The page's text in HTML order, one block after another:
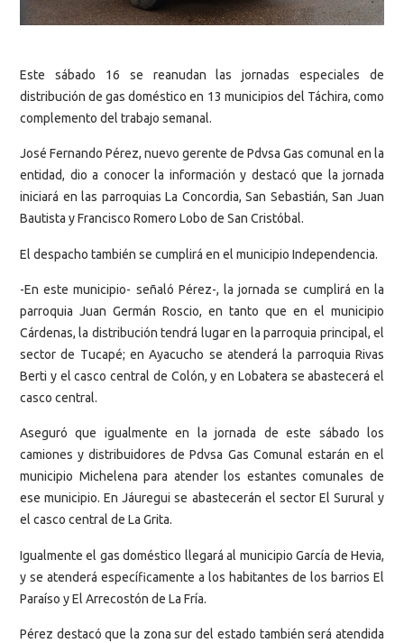
Este sábado 16 se reanudan las jornadas especiales de
distribución de gas doméstico en 13 municipios del Táchira, como
complemento del trabajo semanal.
José Fernando Pérez, nuevo gerente de Pdvsa Gas comunal en la
entidad, dio a conocer la información y destacó que la jornada
iniciará en las parroquias La Concordia, San Sebastián, San Juan
Bautista y Francisco Romero Lobo de San Cristóbal.
El despacho también se cumplirá en el municipio Independencia.
-En este municipio- señaló Pérez-, la jornada se cumplirá en la
parroquia Juan Germán Roscio, en tanto que en el municipio
Cárdenas, la distribución tendrá lugar en la parroquia principal, el
sector de Tucapé; en Ayacucho se atenderá la parroquia Rivas
Berti y el casco central de Colón, y en Lobatera se abastecerá el
casco central.
Aseguró que igualmente en la jornada de este sábado los
camiones y distribuidores de Pdvsa Gas Comunal estarán en el
municipio Michelena para atender los estantes comunales de
ese municipio. En Jáuregui se abastecerán el sector El Surural y
el casco central de La Grita.
Igualmente el gas doméstico llegará al municipio García de Hevia,
y se atenderá específicamente a los habitantes de los barrios El
Paraíso y El Arrecostón de La Fría.
Pérez destacó que la zona sur del estado también será atendida